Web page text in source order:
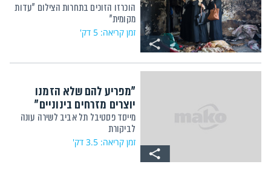
הוכרזו הזוכים בתחרות הצילום "עדות
מקומית"
זמן קריאה: 5 דק'
"מפריע להם שלא הזמנו
יוצרים מזרחים בינוניים"
מייסד פסטיבל תל אביב לשירה עונה
לביקורת
זמן קריאה: 3.5 דק'